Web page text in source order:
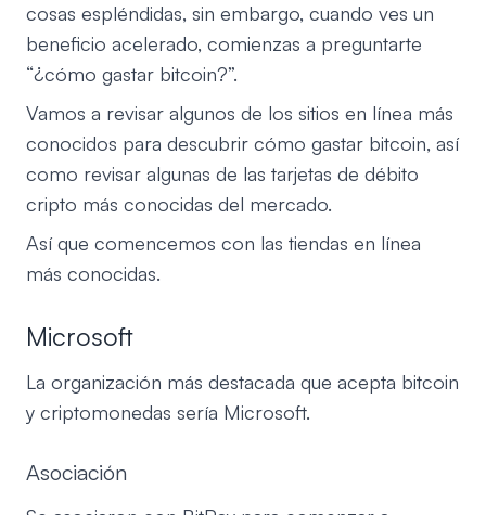
cosas espléndidas, sin embargo, cuando ves un
beneficio acelerado, comienzas a preguntarte
“¿cómo gastar bitcoin?”.
Vamos a revisar algunos de los sitios en línea más
conocidos para descubrir cómo gastar bitcoin, así
como revisar algunas de las tarjetas de débito
cripto más conocidas del mercado.
Así que comencemos con las tiendas en línea
más conocidas.
Microsoft
La organización más destacada que acepta bitcoin
y criptomonedas sería Microsoft.
Asociación